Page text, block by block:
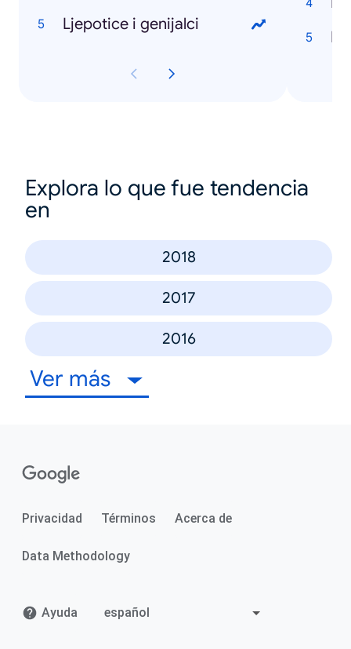
Ljepotice i genijalci
Explora lo que fue tendencia
en
2018
2017
2016
Ver más
Privacidad Términos Acerca de
Data Methodology
Ayuda